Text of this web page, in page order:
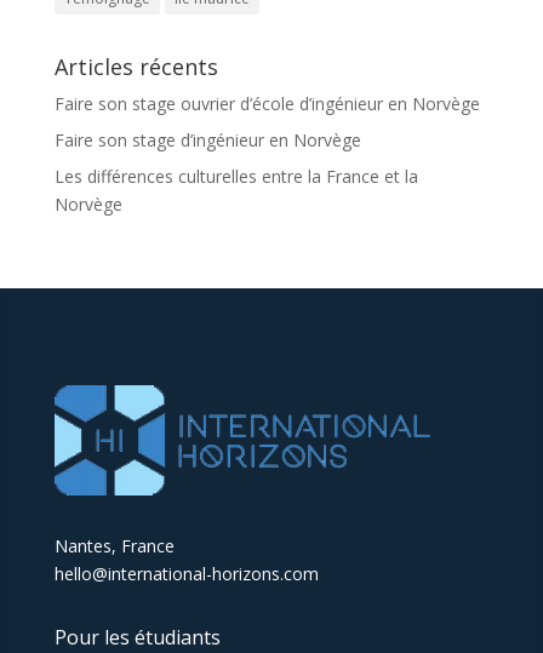
Articles récents
Faire son stage ouvrier d’école d’ingénieur en Norvège
Faire son stage d’ingénieur en Norvège
Les différences culturelles entre la France et la
Norvège
Nantes, France
hello@international-horizons.com
Pour les étudiants